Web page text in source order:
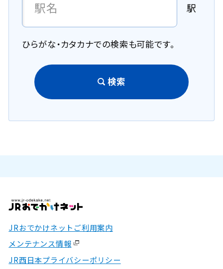
駅
ひらがな・カタカナでの検索も可能です。
検索
JRおでかけネットご利用案内
メンテナンス情報
JR西日本プライバシーポリシー